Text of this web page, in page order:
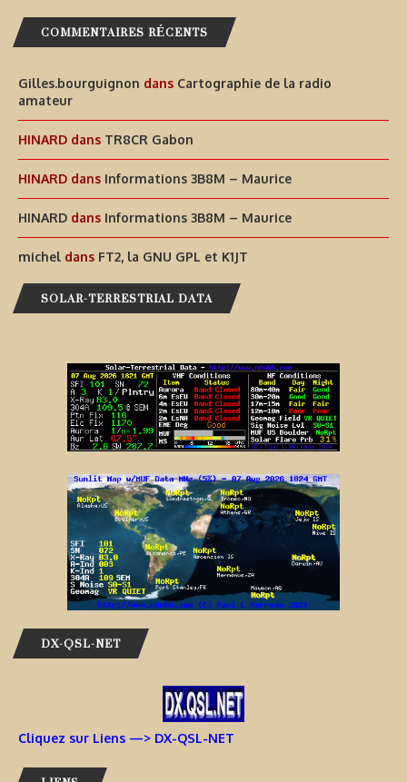
COMMENTAIRES RÉCENTS
Gilles.bourguignon dans Cartographie de la radio
amateur
HINARD dans TR8CR Gabon
HINARD dans Informations 3B8M – Maurice
HINARD dans Informations 3B8M – Maurice
michel dans FT2, la GNU GPL et K1JT
SOLAR-TERRESTRIAL DATA
DX-QSL-NET
Cliquez sur Liens —> DX-QSL-NET